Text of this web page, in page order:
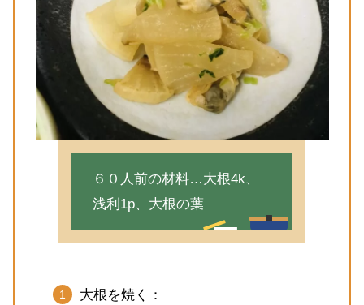
６０人前の材料…大根4k、
浅利1p、大根の葉
大根を焼く：